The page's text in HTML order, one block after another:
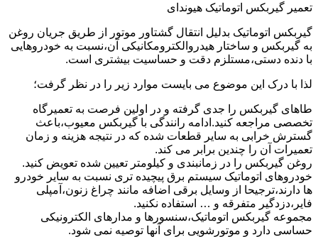
تعمیر گیربکس اتوماتیک هیوندای
گیربکس اتوماتیک بدلیل انتقال گشتاور موتور از طریق جریان روغن
به گیربکس و ساختار هیدروالکترومکانیکی آن،نسبت به خودروهایی
با دنده دستی،مستلزم دقت و حساسیت بیشتری است.
لذا با درک این موضوع می بایست موارد زیر را در نظر گرفت؛
طاهای گیربکس را جدی گرفته و در اولین فرصت به تعمیرگاه
تخصصی مراجعه کنید.ادامه رانندگی با گیربکس معیوب،باعث
گسترش خرابی به سایر قطعات شده که در نتیجه هزینه و زمان
تعمیرات آن را چندین برابر می کند.
روغن گیربکس را در زمانبندی و کیلومتر تعیین شده تعویض کنید.
خودروهای اتوماتیک سیستم برق پیچیده تری نسبت به سایر خودرو
ها دارند،ترجیحا از وسایل برقی اضافه مانند چراغ زنون،آمپلی
فایر،دزدگیر متفرقه و … استفاده نکنید.
مجموعه گیربکس اتوماتیک،سنسورها و مدارهای الکترونیکی
حساسی دارد و موتورشویی برای آنها توصیه نمی شود.